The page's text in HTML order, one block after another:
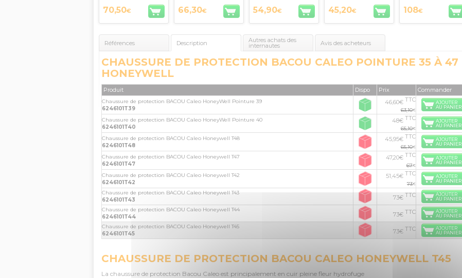
70,50€ 66,30€ 54,90€ 45,20€ 108€
Références Description Autres achats des
internautes Avis des acheteurs
CHAUSSURE DE PROTECTION BACOU CALEO POINTURE 35 À 47
HONEYWELL
Produit Dispo Prix Commander
Chaussure de protection BACOU Caleo HoneyWell Pointure 39
6246101T39
46,60€ TTC
63,10€
AJOUTER
AU PANIER
Chaussure de protection BACOU Caleo HoneyWell Pointure 40
6246101T40
48€ TTC
65,10€
AJOUTER
AU PANIER
Chaussure de protection BACOU Caleo Honeywell T48
6246101T48
45,95€ TTC
65,10€
AJOUTER
AU PANIER
Chaussure de protection BACOU Caleo Honeywell T47
6246101T47
47,20€ TTC
67€
AJOUTER
AU PANIER
Chaussure de protection BACOU Caleo Honeywell T42
6246101T42
51,45€ TTC
73€
AJOUTER
AU PANIER
Chaussure de protection BACOU Caleo Honeywell T43
6246101T43
73€ TTC
AJOUTER
AU PANIER
Chaussure de protection BACOU Caleo Honeywell T44
6246101T44
73€ TTC
AJOUTER
AU PANIER
Chaussure de protection BACOU Caleo Honeywell T45
6246101T45
73€ TTC
AJOUTER
AU PANIER
CHAUSSURE DE PROTECTION BACOU CALEO HONEYWELL T45
La chaussure de protection Bacou Caleo est principalement en cuir pleine fleur hydrofuge